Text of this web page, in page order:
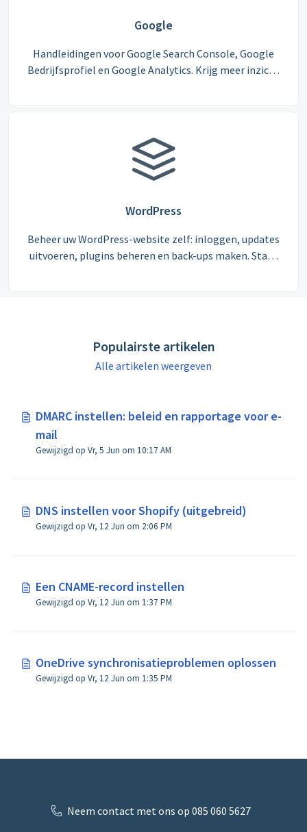
Google
Handleidingen voor Google Search Console, Google
Bedrijfsprofiel en Google Analytics. Krijg meer inzicht
WordPress
Beheer uw WordPress-website zelf: inloggen, updates
uitvoeren, plugins beheren en back-ups maken. Stap-
Populairste artikelen
Alle artikelen weergeven
DMARC instellen: beleid en rapportage voor e-
mail
Gewijzigd op Vr, 5 Jun om 10:17 AM
DNS instellen voor Shopify (uitgebreid)
Gewijzigd op Vr, 12 Jun om 2:06 PM
Een CNAME-record instellen
Gewijzigd op Vr, 12 Jun om 1:37 PM
OneDrive synchronisatieproblemen oplossen
Gewijzigd op Vr, 12 Jun om 1:35 PM
Neem contact met ons op 085 060 5627